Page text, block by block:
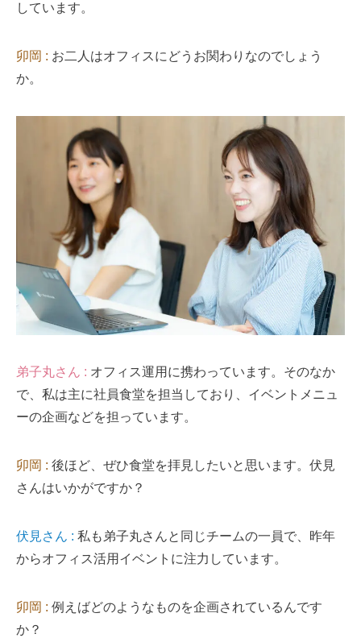
しています。
卯岡 : お二人はオフィスにどうお関わりなのでしょう
か。
弟子丸さん : オフィス運用に携わっています。そのなか
で、私は主に社員食堂を担当しており、イベントメニュ
ーの企画などを担っています。
卯岡 : 後ほど、ぜひ食堂を拝見したいと思います。伏見
さんはいかがですか？
伏見さん : 私も弟子丸さんと同じチームの一員で、昨年
からオフィス活用イベントに注力しています。
卯岡 : 例えばどのようなものを企画されているんです
か？